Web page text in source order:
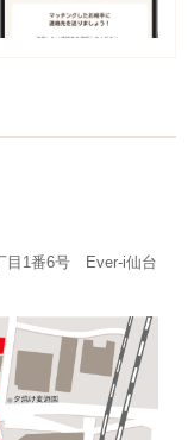
目1番6号 Ever-i仙台